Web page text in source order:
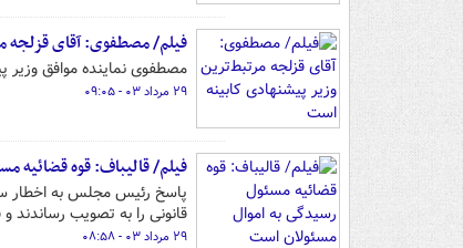
فیلم/ مصطفوی: آقای قزلجه
مصطفوی نماینده موافق وزیر
۲۹ مرداد ۰۳ - ۰۹:۰۵
فیلم/ قالیباف: قوه قضائیه
قانونی را به تصویب رساندند
۲۹ مرداد ۰۳ - ۰۸:۵۸